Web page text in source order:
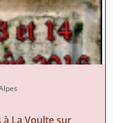
à La Voulte sur